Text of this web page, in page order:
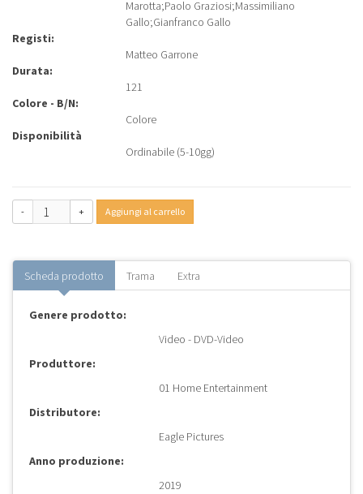
Marotta;Paolo Graziosi;Massimiliano
Gallo;Gianfranco Gallo
Registi:
Matteo Garrone
Durata:
121
Colore - B/N:
Colore
Disponibilità
Ordinabile (5-10gg)
- + Aggiungi al carrello
Scheda prodotto Trama Extra
Genere prodotto:
Video - DVD-Video
Produttore:
01 Home Entertainment
Distributore:
Eagle Pictures
Anno produzione:
2019